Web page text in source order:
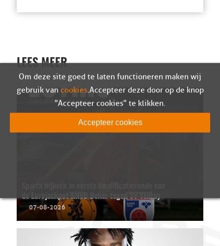
LEES MEER
de Eurojackpot KNVB Beker tegen SV Venray
07-08-2026
Om deze site goed te laten functioneren maken wij
gebruik van cookies. Accepteer deze door op de knop
"Accepteer cookies" te klikken.
Accepteer cookies